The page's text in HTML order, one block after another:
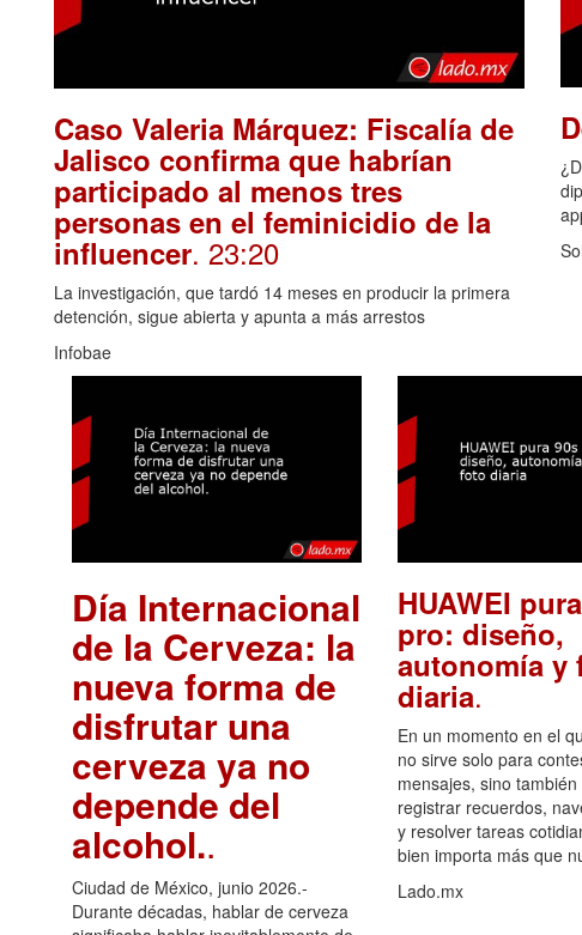
Caso Valeria Márquez: Fiscalía de
Jalisco confirma que habrían
participado al menos tres
personas en el feminicidio de la
influencer. 23:20
La investigación, que tardó 14 meses en producir la primera
detención, sigue abierta y apunta a más arrestos
Infobae
Día Internacional
de la Cerveza: la
nueva forma de
disfrutar una
cerveza ya no
depende del
alcohol..
Ciudad de México, junio 2026.-
Durante décadas, hablar de cerveza
HUAWEI
pro: diseño,
autonomía y
diaria.
En un momento en el
no sirve solo para
mensajes, sino
registrar recuerdos,
y resolver tareas
bien importa más que
Lado.mx